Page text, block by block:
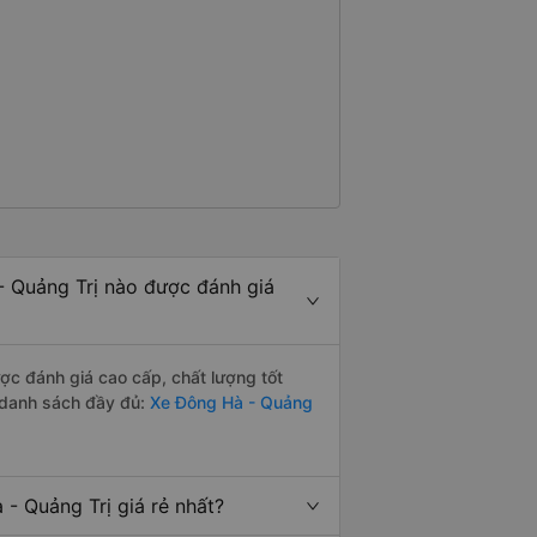
Trị nào được đánh giá
đánh giá cao cấp, chất lượng tốt
sách đầy đủ: Xe Đông Hà - Quảng
Quảng Trị giá rẻ nhất?